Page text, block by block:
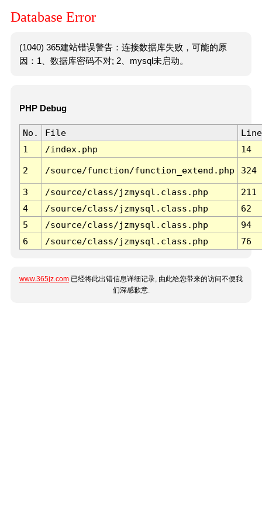
Database Error
(1040) 365建站错误警告：连接数据库失败，可能的原
因：1、数据库密码不对; 2、mysql未启动。
PHP Debug
No. File
Line
1
/index.php 14
2 /source/function/function_extend.php 324
3 /source/class/jzmysql.class.php
211
4
/source/class/jzmysql.class.php
62
5
/source/class/jzmysql.class.php
94
6
/source/class/jzmysql.class.php 76
www.365jz.com 已经将此出错信息详细记录, 由此给您带来的访问不便我
们深感歉意.